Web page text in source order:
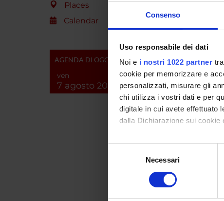
Consenso
Uso responsabile dei dati
Noi e i nostri 1022 partner
cookie per memorizzare e
personalizzati, misurare gli
chi utilizza i vostri dati e per
digitale in cui avete effettuato
dalla Dichiarazione sui
Con il tuo consenso,
raccogliere
digitali).
Necessari
Places
Calendar
AGENDA DI OGGI
ven
7 agosto 2026
KLINE
Roberta